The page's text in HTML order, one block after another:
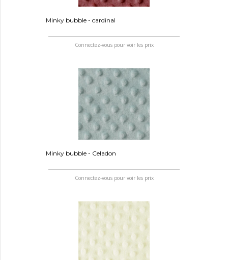
Minky bubble - cardinal
Connectez-vous pour voir les prix
Minky bubble - Celadon
Connectez-vous pour voir les prix